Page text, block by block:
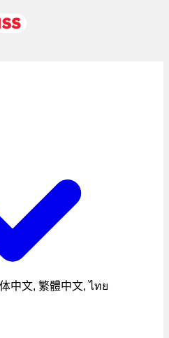
中文, 繁體中文, ไทย